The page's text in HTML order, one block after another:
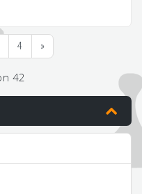
4 »
42